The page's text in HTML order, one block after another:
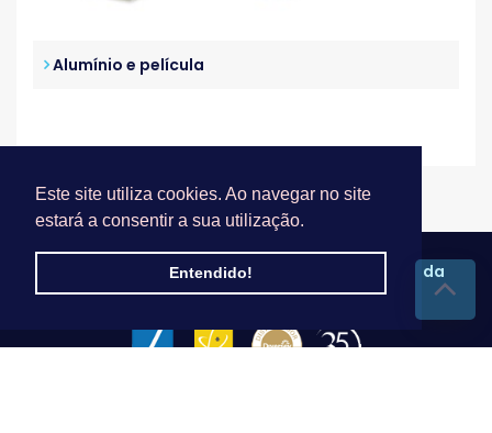
Este site utiliza cookies. Ao navegar no site
estará a consentir a sua utilização.
Entendido!
Alumínio e película
© Casa Costa - José Carreira da Silva Costa, Lda
Termos de Uso|Criado porAlidata